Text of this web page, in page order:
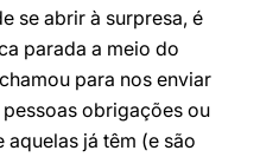
se abrir à surpresa, é
parada a meio do
para nos enviar
obrigações ou
já têm (e são